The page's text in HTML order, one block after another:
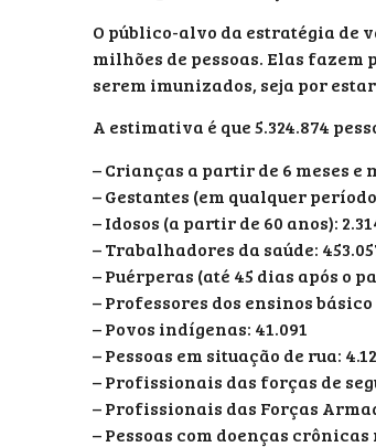
O público-alvo da estratégia de
milhões de pessoas. Elas
serem imunizados, seja por
A estimativa é que 5.324.874
– Crianças a partir de 6 meses e
– Gestantes (em qualquer
– Idosos (a partir de 60 anos):
– Trabalhadores da saúde:
– Puérperas (até 45 dias após o
– Professores dos ensinos básico
– Povos indígenas: 41.091
– Pessoas em situação de rua:
– Profissionais das forças de
– Profissionais das Forças
– Pessoas com doenças